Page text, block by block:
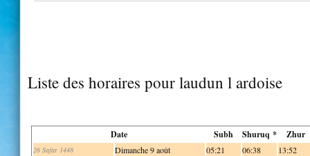
Liste des horaires pour laudun l ardoise
Date Subh Shuruq * Zhur
26 Safar 1448 Dimanche 9 août 05:21 06:38 13:52